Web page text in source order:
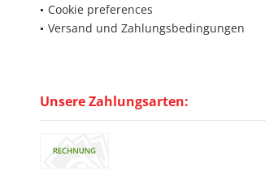
Cookie preferences
Versand und Zahlungsbedingungen
Unsere Zahlungsarten: